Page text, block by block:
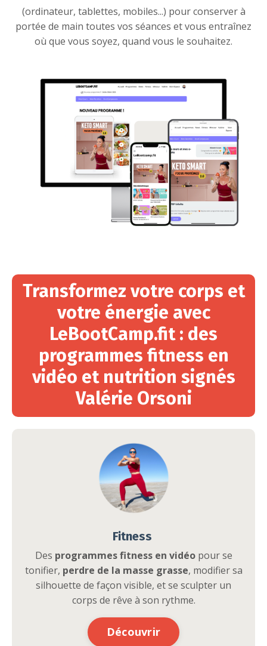
(ordinateur, tablettes, mobiles...) pour conserver à
portée de main toutes vos séances et vous entraînez
où que vous soyez, quand vous le souhaitez.
Transformez votre corps et
votre énergie avec
LeBootCamp.fit : des
programmes fitness en
vidéo et nutrition signés
Valérie Orsoni
Fitness
Des programmes fitness en vidéopour se
tonifier, perdre de la masse grasse, modifier sa
silhouette de façon visible, et se sculpter un
corps de rêve à son rythme.
Découvrir